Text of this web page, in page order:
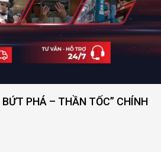
BỨT PHÁ – THẦN TỐC” CHÍNH